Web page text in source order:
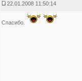
22.01.2008 11:50:14
Спасибо.